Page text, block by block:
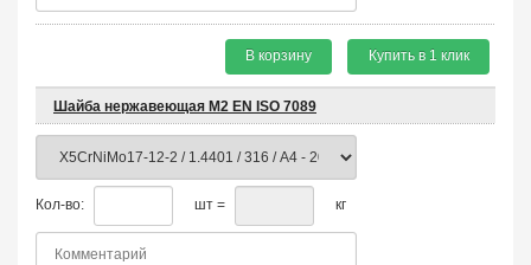
В корзину Купить в 1 клик
Шайба нержавеющая М2 EN ISO 7089
Кол-во: шт = кг